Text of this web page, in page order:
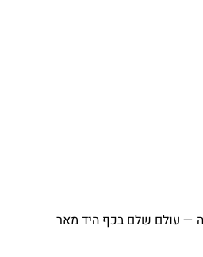
— עולם שלם בכף היד מאר